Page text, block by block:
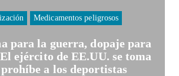
Medicamentos peligrosos
para la guerra, dopaje para
ejército de EE.UU. se toma
a los deportistas